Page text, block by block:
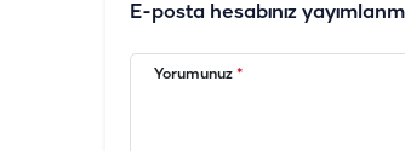
E-posta hesabınız
Yorumunuz *